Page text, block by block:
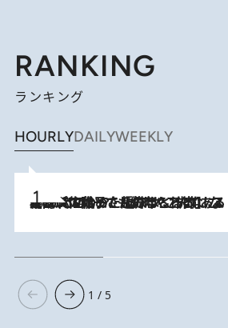
RANKING
ランキング
HOURLYDAILYWEEKLY
2026.8.5
【阿川佐和子さんの年とる力】なぜ70代で始めた趣味は“こんなに楽しい”のか？ ピアノ、俳句…スランプに陥っても続けられる“ある秘訣”とは
1 / 5